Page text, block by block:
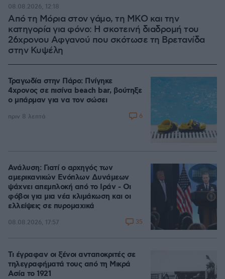
Από τη Μόρια στον γάμο, τη ΜΚΟ και την
κατηγορία για φόνο: Η σκοτεινή διαδρομή του
26χρονου Αφγανού που σκότωσε τη Βρετανίδα
στην Κυψέλη
08.08.2026, 12:18
Τραγωδία στην Πάρο: Πνίγηκε
4χρονος σε πισίνα beach bar, βούτηξε
ο μπάρμαν για να τον σώσει
πριν 8 λεπτά 6
Ανάλυση: Γιατί ο αρχηγός των
αμερικανικών Ενόπλων Δυνάμεων
ψάχνει απεμπλοκή από το Ιράν - Οι
φόβοι για μια νέα κλιμάκωση και οι
ελλείψεις σε πυρομαχικά
08.08.2026, 17:57 35
Τι έγραφαν οι ξένοι ανταποκριτές σε
τηλεγραφήματά τους από τη Μικρά
Ασία το 1921